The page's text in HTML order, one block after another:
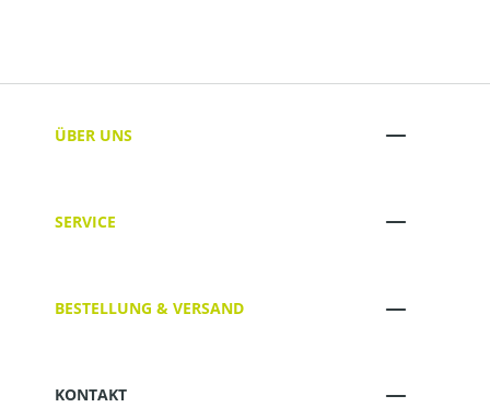
ÜBER UNS
SERVICE
BESTELLUNG & VERSAND
KONTAKT